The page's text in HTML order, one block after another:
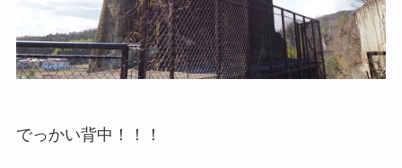
でっかい背中！！！